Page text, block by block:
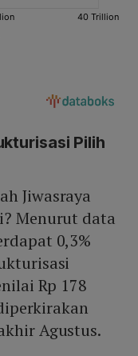
Pilih
Jiwasraya
Menurut data
0,3%
Rp 178
Agustus.